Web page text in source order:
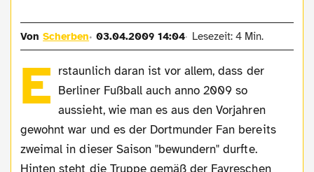
VonScherben 03.04.2009 14:04 Lesezeit: 4 Min.
E rstaunlich daran ist vor allem, dass der
Berliner Fußball auch anno 2009 so
aussieht, wie man es aus den Vorjahren
gewohnt war und es der Dortmunder Fan bereits
zweimal in dieser Saison "bewundern" durfte.
Hinten steht die Truppe gemäß der Favreschen